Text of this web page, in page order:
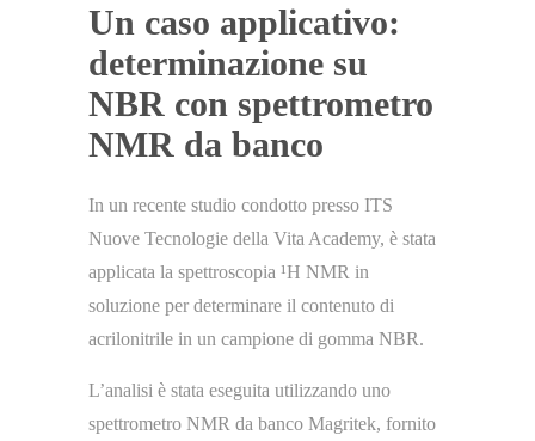
Un caso applicativo:
determinazione su
NBR con spettrometro
NMR da banco
In un recente studio condotto presso ITS
Nuove Tecnologie della Vita Academy, è stata
applicata la spettroscopia ¹H NMR in
soluzione per determinare il contenuto di
acrilonitrile in un campione di gomma NBR.
L’analisi è stata eseguita utilizzando uno
spettrometro NMR da banco Magritek, fornito